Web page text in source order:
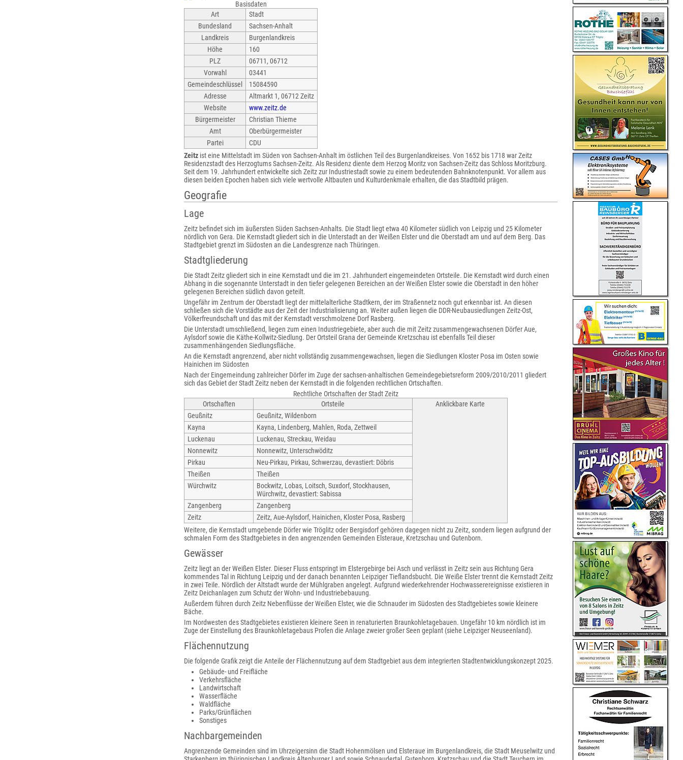
Basisdaten
Art
Stadt
Bundesland
Sachsen-Anhalt
Landkreis
Burgenlandkreis
Höhe
160
PLZ
06711, 06712
Vorwahl
03441
Gemeindeschlüssel
15084590
Adresse
Altmarkt 1, 06712 Zeitz
Website
www.zeitz.de
Bürgermeister
Christian Thieme
Amt
Oberbürgermeister
Partei
CDU
Zeitz ist eine Mittelstadt im Süden von Sachsen-Anhalt im östlichen Teil des Burgenlandkreises. Von 1652 bis 1718 war Zeitz
Residenzstadt des Herzogtums Sachsen-Zeitz. Als Residenz diente dem Herzog Moritz von Sachsen-Zeitz das Schloss Moritzburg.
Seit dem 19. Jahrhundert entwickelte sich Zeitz zur Industriestadt sowie zu einem bedeutenden Bahnknotenpunkt. Vor allem aus
diesen beiden Epochen haben sich viele wertvolle Altbauten und Kulturdenkmale erhalten, die das Stadtbild prägen.
Geografie
Lage
Zeitz befindet sich im äußersten Süden Sachsen-Anhalts. Die Stadt liegt etwa 40 Kilometer südlich von Leipzig und 25 Kilometer
nördlich von Gera. Die Kernstadt gliedert sich in die Unterstadt an der Weißen Elster und die Oberstadt am und auf dem Berg. Das
Stadtgebiet grenzt im Südosten an die Landesgrenze nach Thüringen.
Stadtgliederung
Die Stadt Zeitz gliedert sich in eine Kernstadt und die im 21. Jahrhundert eingemeindeten Ortsteile. Die Kernstadt wird durch einen
Abhang in die sogenannte Unterstadt in den tiefer gelegenen Bereichen an der Weißen Elster sowie die Oberstadt in den höher
gelegenen Bereichen südlich davon geteilt.
Ungefähr im Zentrum der Oberstadt liegt der mittelalterliche Stadtkern, der im Straßennetz noch gut erkennbar ist. An diesen
schließen sich die Vorstädte aus der Zeit der Industrialisierung an. Weiter außen liegen die DDR-Neubausiedlungen Zeitz-Ost,
Völkerfreundschaft und das mit der Kernstadt verschmolzene Dorf Rasberg.
Die Unterstadt umschließend, liegen zum einen Industriegebiete, aber auch die mit Zeitz zusammengewachsenen Dörfer Aue,
Aylsdorf sowie die Käthe-Kollwitz-Siedlung. Der Ortsteil Grana der Gemeinde Kretzschau ist ebenfalls Teil dieser
zusammenhängenden Siedlungsfläche.
An die Kernstadt angrenzend, aber nicht vollständig zusammengewachsen, liegen die Siedlungen Kloster Posa im Osten sowie
Hainichen im Südosten
Nach der Eingemeindung zahlreicher Dörfer im Zuge der sachsen-anhaltischen Gemeindegebietsreform 2009/2010/2011 gliedert
sich das Gebiet der Stadt Zeitz neben der Kernstadt in die folgenden rechtlichen Ortschaften.
Rechtliche Ortschaften der Stadt Zeitz
Ortschaften
Ortsteile
Anklickbare Karte
Geußnitz
Geußnitz, Wildenborn
Kayna
Kayna, Lindenberg, Mahlen, Roda, Zettweil
Luckenau
Luckenau, Streckau, Weidau
Nonnewitz
Nonnewitz, Unterschwöditz
Pirkau
Neu-Pirkau, Pirkau, Schwerzau, devastiert: Döbris
Theißen
Theißen
Würchwitz
Bockwitz, Lobas, Loitsch, Suxdorf, Stockhausen,
Würchwitz, devastiert: Sabissa
Zangenberg
Zangenberg
Zeitz
Zeitz, Aue-Aylsdorf, Hainichen, Kloster Posa, Rasberg
Weitere, die Kernstadt umgebende Dörfer wie Tröglitz oder Bergisdorf gehören dagegen nicht zu Zeitz, sondern liegen aufgrund der
schmalen Form des Stadtgebietes in den angrenzenden Gemeinden Elsteraue, Kretzschau und Gutenborn.
Gewässer
Zeitz liegt an der Weißen Elster. Dieser Fluss entspringt im Elstergebirge bei Asch und verlässt in Zeitz sein aus Richtung Gera
kommendes Tal in Richtung Leipzig und der danach benannten Leipziger Tieflandsbucht. Die Weiße Elster trennt die Kernstadt Zeitz
in zwei Teile. Nördlich der Altstadt wurde der Mühlgraben angelegt. Aufgrund wiederkehrender Hochwasserereignisse existieren in
Zeitz Deichanlagen zum Schutz der Wohn- und Industriebebauung.
Außerdem führen durch Zeitz Nebenflüsse der Weißen Elster, wie die Schnauder im Südosten des Stadtgebietes sowie kleinere
Bäche.
Im Nordwesten des Stadtgebietes existieren kleinere Seen in renaturierten Braunkohletagebauen. Ungefähr 10 km nördlich ist im
Zuge der Einstellung des Braunkohletagebaus Profen die Anlage zweier großer Seen geplant (siehe Leipziger Neuseenland).
Flächennutzung
Die folgende Grafik zeigt die Anteile der Flächennutzung auf dem Stadtgebiet aus dem integrierten Stadtentwicklungskonzept 2025.
Gebäude- und Freifläche
Verkehrsfläche
Landwirtschaft
Wasserfläche
Waldfläche
Parks/Grünflächen
Sonstiges
Nachbargemeinden
Angrenzende Gemeinden sind im Uhrzeigersinn die Stadt Hohenmölsen und Elsteraue im Burgenlandkreis, die Stadt Meuselwitz und